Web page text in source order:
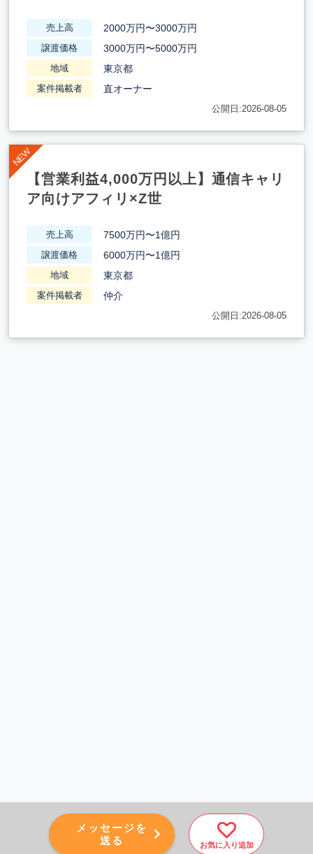
メッセージを
送る
お気に入り追加
売上高 2000万円〜3000万円
譲渡価格 3000万円〜5000万円
地域 東京都
案件掲載者 直オーナー
公開日:2026-08-05
【営業利益4,000万円以上】通信キャリ
ア向けアフィリ×Z世
売上高 7500万円〜1億円
譲渡価格 6000万円〜1億円
地域 東京都
案件掲載者 仲介
公開日:2026-08-05